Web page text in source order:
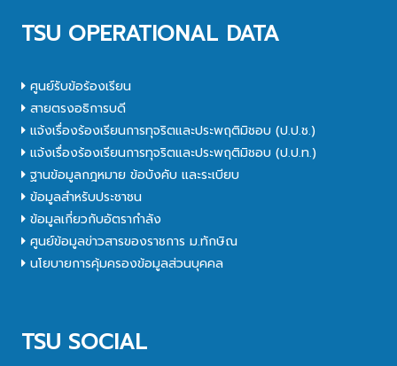
TSU OPERATIONAL DATA
ศูนย์รับข้อร้องเรียน
สายตรงอธิการบดี
แจ้งเรื่องร้องเรียนการทุจริตและประพฤติมิชอบ (ป.ป.ช.)
แจ้งเรื่องร้องเรียนการทุจริตและประพฤติมิชอบ (ป.ป.ท.)
ฐานข้อมูลกฎหมาย ข้อบังคับ และระเบียบ
ข้อมูลสำหรับประชาชน
ข้อมูลเกี่ยวกับอัตรากำลัง
ศูนย์ข้อมูลข่าวสารของราชการ ม.ทักษิณ
นโยบายการคุ้มครองข้อมูลส่วนบุคคล
TSU SOCIAL